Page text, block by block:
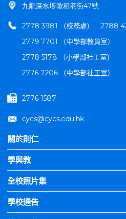
九龍深水埗歌和老街47號
2778 3981 （校務處）
2788
2779 7701 （中學部教員室）
2778 5178 （小學部社工室）
2776 7206 （中學部社工室）
2776 1587
cycs@cycs.edu.hk
關於則仁
學與教
全校照片集
學校通告